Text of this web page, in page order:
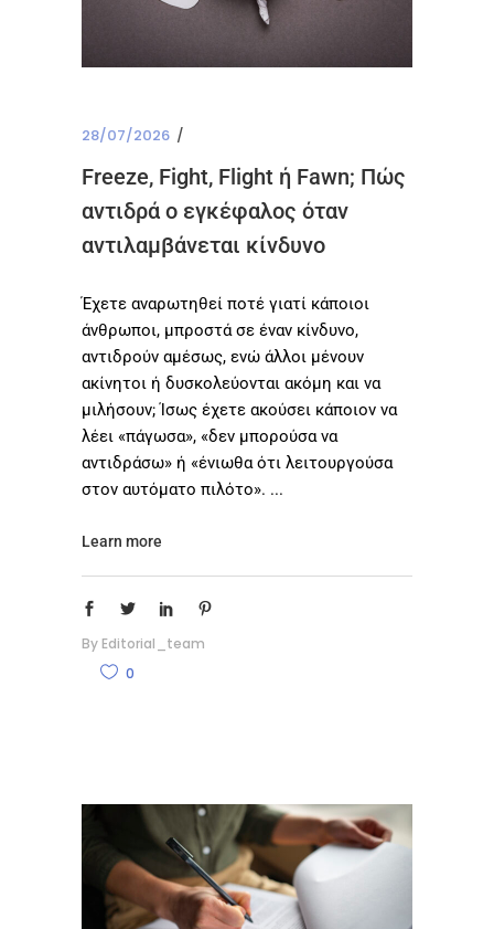
28/07/2026
Freeze, Fight, Flight ή Fawn; Πώς
αντιδρά ο εγκέφαλος όταν
αντιλαμβάνεται κίνδυνο
Έχετε αναρωτηθεί ποτέ γιατί κάποιοι
άνθρωποι, μπροστά σε έναν κίνδυνο,
αντιδρούν αμέσως, ενώ άλλοι μένουν
ακίνητοι ή δυσκολεύονται ακόμη και να
μιλήσουν; Ίσως έχετε ακούσει κάποιον να
λέει «πάγωσα», «δεν μπορούσα να
αντιδράσω» ή «ένιωθα ότι λειτουργούσα
στον αυτόματο πιλότο».
Learn more
By Editorial_team
0